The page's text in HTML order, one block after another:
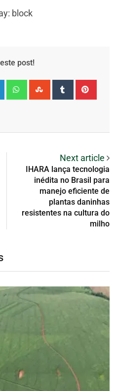
block
post!
Next article
IHARA lança tecnologia
inédita no Brasil para
manejo eficiente de
plantas daninhas
resistentes na cultura do
milho